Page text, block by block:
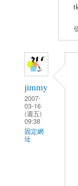
jimmy
2007-
03-16
(週五)
09:38
固定網
址